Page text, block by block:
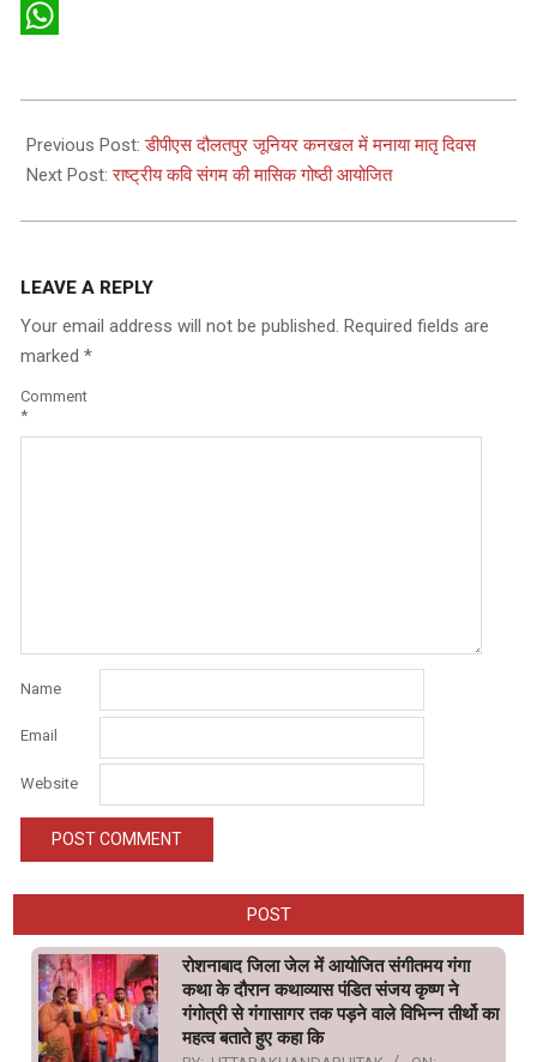
X
05-
10
Previous Post:डीपीएस दौलतपुर जूनियर कनखल में मनाया मातृ दिवस
Next Post:राष्ट्रीय कवि संगम की मासिक गोष्ठी आयोजित
LEAVE A REPLY
Your email address will not be published. Required fields are
marked *
Comment
*
Name
Email
Website
POST
रोशनाबाद जिला जेल में आयोजित संगीतमय गंगा
कथा के दौरान कथाव्यास पंडित संजय कृष्ण ने
गंगोत्री से गंगासागर तक पड़ने वाले विभिन्न तीर्थो का
महत्व बताते हुए कहा कि